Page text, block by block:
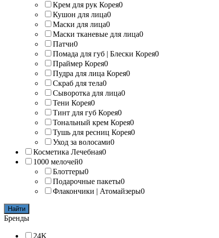
Крем для рук Корея0
Кушон для лица0
Маски для лица0
Маски тканевые для лица0
Патчи0
Помада для губ | Блески Корея0
Праймер Корея0
Пудра для лица Корея0
Скраб для тела0
Сыворотка для лица0
Тени Корея0
Тинт для губ Корея0
Тональный крем Корея0
Тушь для ресниц Корея0
Уход за волосами0
Косметика Лечебная0
1000 мелочей0
Блоттеры0
Подарочные пакеты0
Флакончики | Атомайзеры0
Найти
Бренды
24K